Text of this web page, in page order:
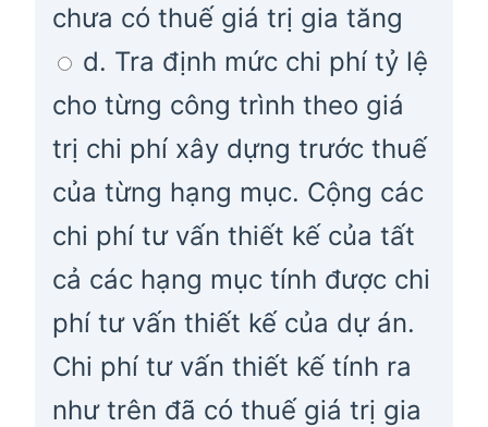
chưa có thuế giá trị gia tăng
d. Tra định mức chi phí tỷ lệ
cho từng công trình theo giá
trị chi phí xây dựng trước thuế
của từng hạng mục. Cộng các
chi phí tư vấn thiết kế của tất
cả các hạng mục tính được chi
phí tư vấn thiết kế của dự án.
Chi phí tư vấn thiết kế tính ra
như trên đã có thuế giá trị gia